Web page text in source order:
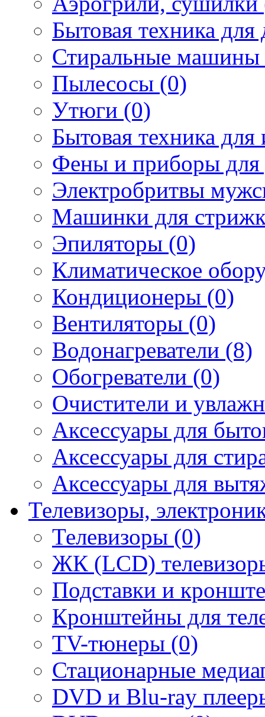
Бытовая техника
Стиральные машины
Пылесосы (0)
Утюги (0)
Бытовая техника
Фены и приборы для
Электробритвы
Машинки для
Эпиляторы (0)
Климатическое
Кондиционеры (0)
Вентиляторы (0)
Водонагреватели (8)
Обогреватели (0)
Очистители и
Аксессуары для
Аксессуары для
Аксессуары для
Телевизоры,
Телевизоры (0)
ЖК (LCD)
Подставки и
Кронштейны для
TV-тюнеры (0)
Стационарные
DVD и Blu-ray